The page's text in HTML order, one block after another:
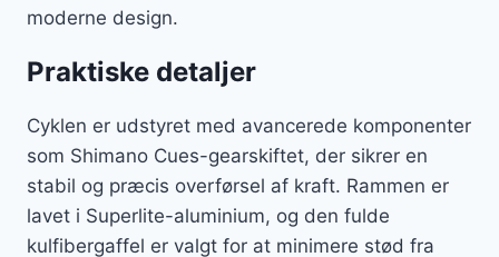
moderne design.
Praktiske detaljer
Cyklen er udstyret med avancerede komponenter
som Shimano Cues-gearskiftet, der sikrer en
stabil og præcis overførsel af kraft. Rammen er
lavet i Superlite-aluminium, og den fulde
kulfibergaffel er valgt for at minimere stød fra